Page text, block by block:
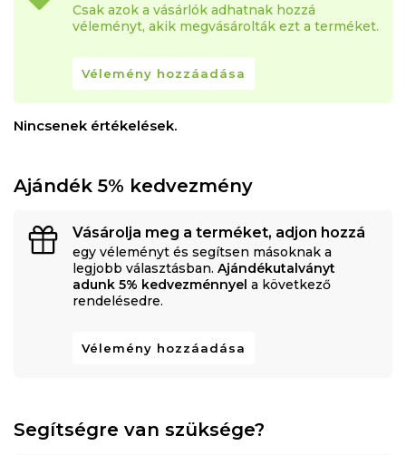
Csak azok a vásárlók adhatnak hozzá
véleményt, akik megvásárolták ezt a terméket.
Vélemény hozzáadása
Nincsenek értékelések.
Ajándék 5% kedvezmény
Vásárolja meg a terméket, adjon hozzá
egy véleményt és segítsen másoknak a
legjobb választásban. Ajándékutalványt
adunk 5% kedvezménnyel a következő
rendelésedre.
Vélemény hozzáadása
Segítségre van szüksége?